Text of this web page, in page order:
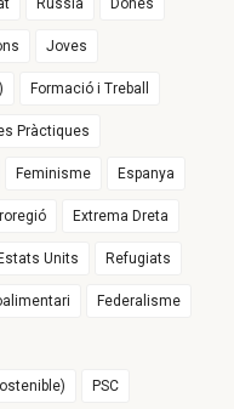
Rússia Dones
Joves
Formació i Treball
Pràctiques
Feminisme Espanya
Extrema Dreta
Estats Units Refugiats
Federalisme
PSC